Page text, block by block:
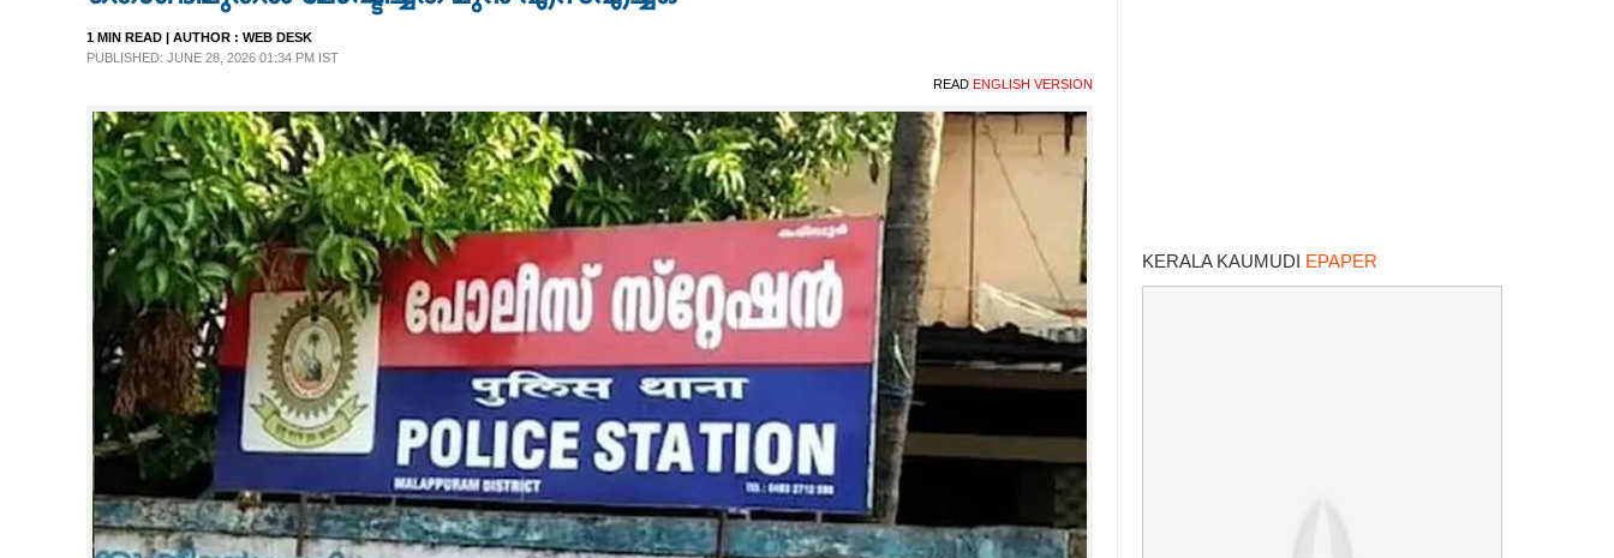
CASE DIARY
1 MIN READ | AUTHOR : WEB DESK
PUBLISHED: JUNE 28, 2026 01:34 PM IST
READ ENGLISH VERSION
KERALA KAUMUDI EPAPER